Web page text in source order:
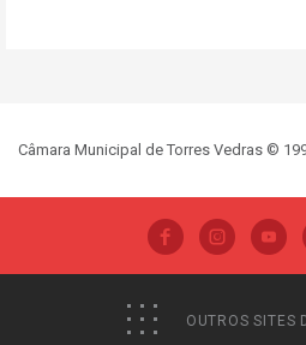
Câmara Municipal de Torres Vedras ©
OUTROS SITES